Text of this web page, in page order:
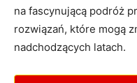
na fascynującą podróż
rozwiązań, które ⁤mogą⁤
nadchodzących latach.